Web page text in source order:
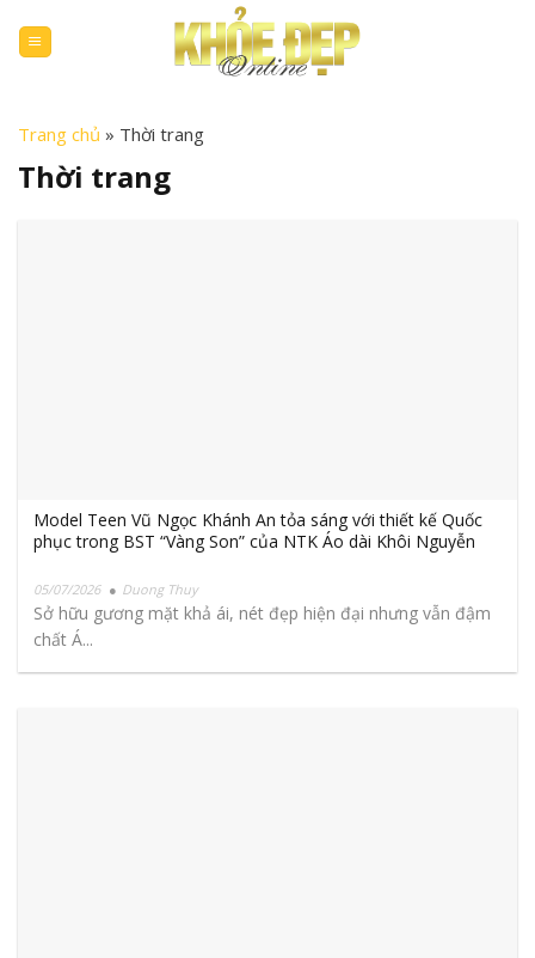
content
Trang chủ » Thời trang
Thời trang
Model Teen Vũ Ngọc Khánh An tỏa sáng với thiết kế Quốc
phục trong BST “Vàng Son” của NTK Áo dài Khôi Nguyễn
05/07/2026 Duong Thuy
Sở hữu gương mặt khả ái, nét đẹp hiện đại nhưng vẫn đậm
chất Á...